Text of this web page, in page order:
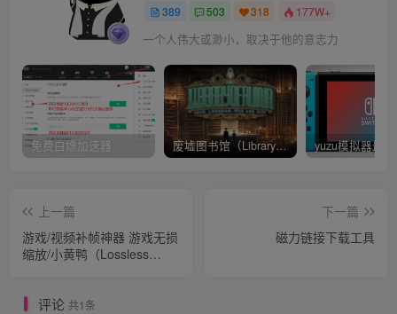
389 503 318 177W+
一个人伟大或渺小，取决于他的意志力
免费白嫖加速器 废墟图书馆（Library Of Ruina）v1.1.0.6a13 官中 附yuzu模拟器 本体+1.0.3升补
上一篇
游戏/视频补帧神器 游戏无损
缩放/小黄鸭（Lossless
下一篇
磁力链接下载工具
评论 共1条